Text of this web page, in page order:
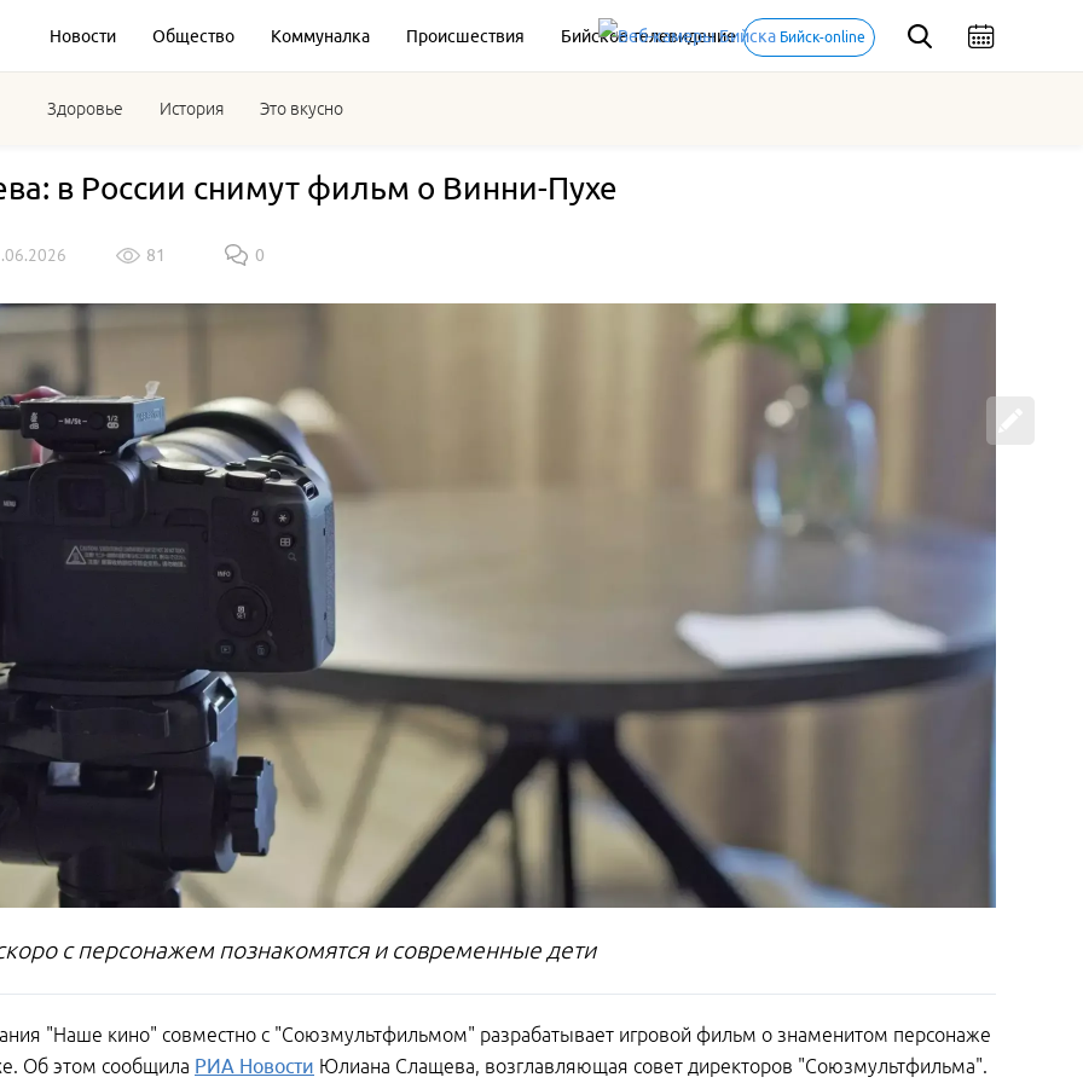
Новости Общество Коммуналка Происшествия Бийское телевидение Бийск-online
Здоровье История Это вкусно
в России снимут фильм о Винни-Пухе
81 0
с персонажем познакомятся и современные дети
"Наше кино" совместно с "Союзмультфильмом" разрабатывает игровой фильм о знаменитом персонаже
Об этом сообщила РИА Новости Юлиана Слащева, возглавляющая совет директоров "Союзмультфильма".